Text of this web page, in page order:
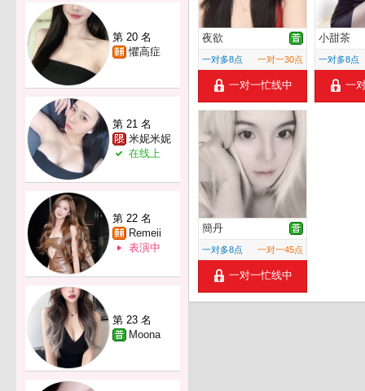
第 20 名
懼高症
第 21 名
米妮米妮
在线上
第 22 名
Remeii
表演中
第 23 名
Moona
夜欲
一对多8点 一对一30点
一对一忙线中
小甜茶
一对多8点
一
簡丹
一对多8点 一对一45点
一对一忙线中